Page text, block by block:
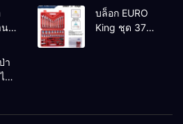
2-26 DFR ทุ่น
ทองแดงแท้
100%
น
น MT2926A
บล็อก EURO
King ชุด 37
า
ร้